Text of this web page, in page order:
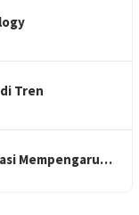
Tren
Mempengaru…